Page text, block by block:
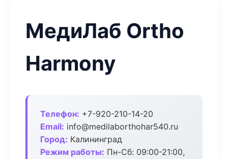
МедиЛаб Ortho
Harmony
Телефон: +7-920-210-14-20
Email: info@medilaborthohar540.ru
Город: Калининград
Режим работы: Пн-Сб: 09:00-21:00,